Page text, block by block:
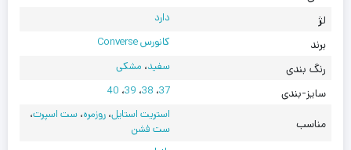
لژ دارد
برند کانورس Converse
رنگ بندی سفید، مشکی
سایز-بندی 37، 38، 39، 40
مناسب
استریت استایل،روزمره،ست اسپرت،
ست فشن